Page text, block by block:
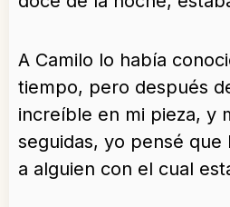
A Camilo lo había
tiempo, pero después
increíble en mi pieza, y
seguidas, yo pensé que
a alguien con el cual